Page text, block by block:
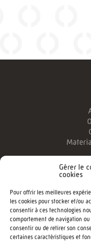
Gérer le
cookies
Pour offrir les meilleures
les cookies pour stocker et/ou
consentir à ces technologies
comportement de navigation
consentir ou de retirer son
certaines caractéristiques et
CROMA